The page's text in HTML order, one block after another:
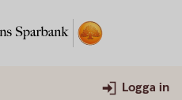
Logga in